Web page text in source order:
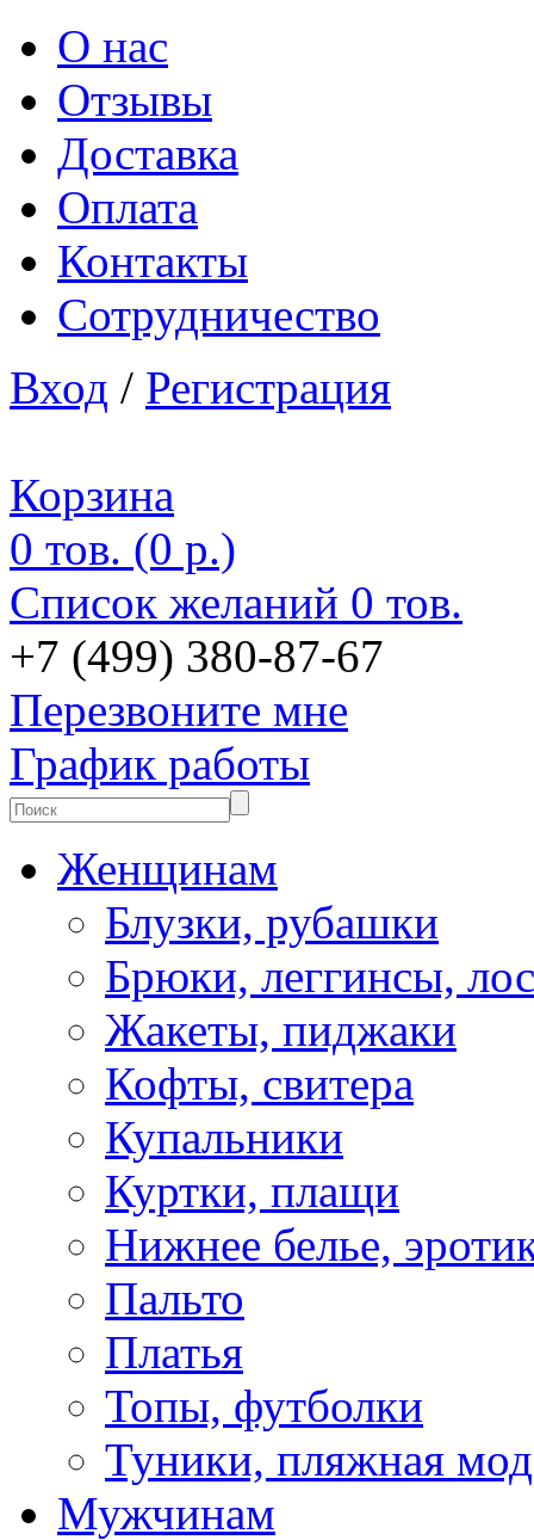
О нас
Отзывы
Доставка
Оплата
Контакты
Сотрудничество
Вход / Регистрация
Корзина
0 тов. (0 р.)
Список желаний 0 тов.
+7 (499) 380-87-67
Перезвоните мне
График работы
Женщинам
Блузки, рубашки
Брюки, леггинсы,
Жакеты, пиджаки
Кофты, свитера
Купальники
Куртки, плащи
Нижнее белье,
Пальто
Платья
Топы, футболки
Туники, пляжная
Мужчинам